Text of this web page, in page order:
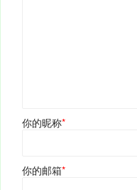
你的昵称*
你的邮箱*